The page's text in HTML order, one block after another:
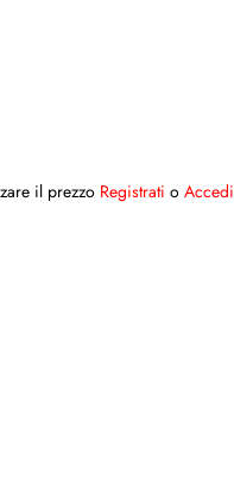
il prezzo Registrati o Accedi